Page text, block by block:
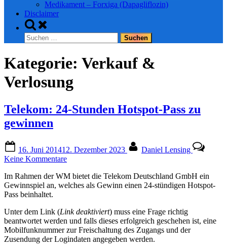
Medikament – Forxiga (Dapagliflozin)
Disclaimer
Toggle
search
form
Suchen
nach:
Kategorie: Verkauf &
Verlosung
Telekom: 24-Stunden Hotspot-Pass zu
gewinnen
on
16. Juni 201412. Dezember 2023
Daniel Lensing
Keine Kommentarezu
24-
Stunden
zu
gewinnen
Im Rahmen der WM bietet die Telekom Deutschland GmbH ein
Gewinnspiel an, welches als Gewinn einen 24-stündigen Hotspot-
Pass beinhaltet.
Unter dem Link (Link deaktiviert) muss eine Frage richtig
beantwortet werden und falls dieses erfolgreich geschehen ist, eine
Mobilfunknummer zur Freischaltung des Zugangs und der
Zusendung der Logindaten angegeben werden.